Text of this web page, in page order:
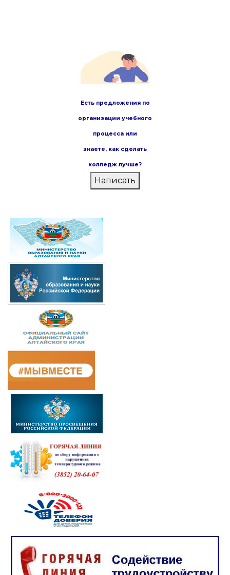
Есть предложения по
организации учебного
процесса или
знаете, как сделать
колледж лучше?
Написать